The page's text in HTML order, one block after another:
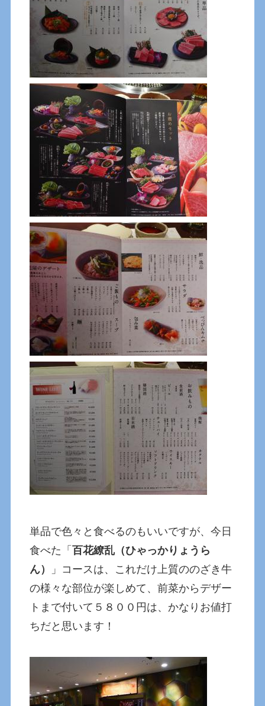
単品で色々と食べるのもいいですが、今日
食べた「百花繚乱（ひゃっかりょうら
ん）
」コースは、これだけ上質ののざき牛
の様々な部位が楽しめて、前菜からデザー
トまで付いて５８００円は、かなりお値打
ちだと思います！